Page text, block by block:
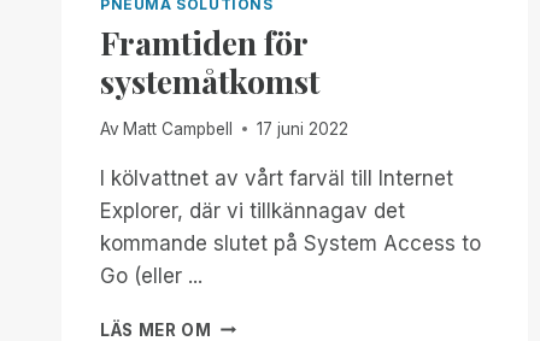
PNEUMA SOLUTIONS
Framtiden för
systemåtkomst
Av Matt Campbell 17 juni 2022
I kölvattnet av vårt farväl till Internet
Explorer, där vi tillkännagav det
kommande slutet på System Access to
Go (eller ...
LÄS MER OM FRAMTIDEN